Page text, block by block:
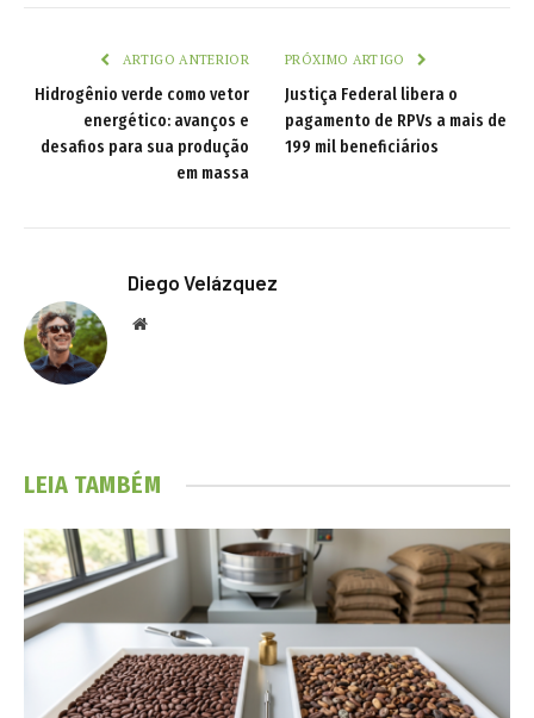
ARTIGO ANTERIOR
Hidrogênio verde como vetor
energético: avanços e
desafios para sua produção
em massa
PRÓXIMO ARTIGO
Justiça Federal libera o
pagamento de RPVs a mais de
199 mil beneficiários
Diego Velázquez
Website
LEIA TAMBÉM